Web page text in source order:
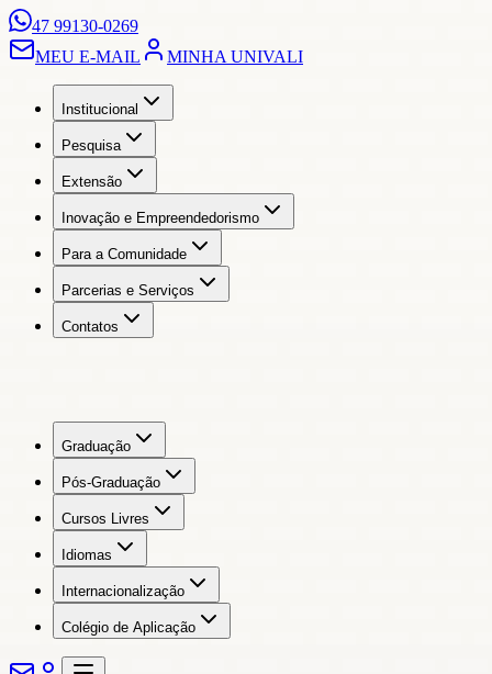
47 99130-0269
MEU E-MAIL
MINHA UNIVALI
Institucional
Pesquisa
Extensão
Inovação e Empreendedorismo
Para a Comunidade
Parcerias e Serviços
Contatos
Graduação
Pós-Graduação
Cursos Livres
Idiomas
Internacionalização
Colégio de Aplicação